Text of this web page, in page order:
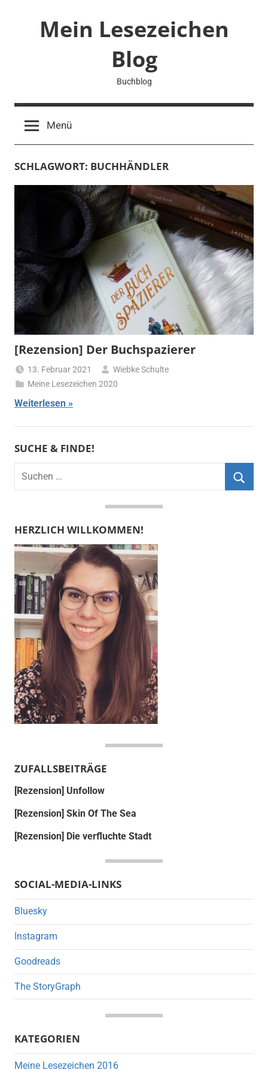
Mein Lesezeichen
Blog
Buchblog
Menü
SCHLAGWORT: BUCHHÄNDLER
[Rezension] Der Buchspazierer
13. Februar 2021
Wiebke Schulte
Meine Lesezeichen 2020
Weiterlesen
SUCHE & FINDE!
Suchen
HERZLICH WILLKOMMEN!
ZUFALLSBEITRÄGE
[Rezension] Unfollow
[Rezension] Skin Of The Sea
[Rezension] Die verfluchte Stadt
SOCIAL-MEDIA-LINKS
Bluesky
Instagram
Goodreads
The StoryGraph
KATEGORIEN
Meine Lesezeichen 2016